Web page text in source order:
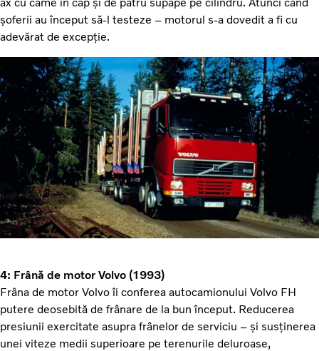
șoferii au început să-l testeze – motorul s-a dovedit a fi cu
adevărat de excepție.
4: Frână de motor Volvo (1993)
Frâna de motor Volvo îi conferea autocamionului Volvo FH
putere deosebită de frânare de la bun început. Reducerea
presiunii exercitate asupra frânelor de serviciu – și susținerea
unei viteze medii superioare pe terenurile deluroase,